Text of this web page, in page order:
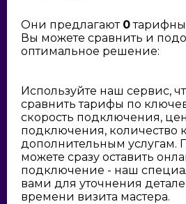
Они предлагают 0
Вы можете сравнить и
оптимальное решение:
Используйте наш сервис,
сравнить тарифы по
скорость подключения,
подключения, количество
дополнительным услугам.
можете сразу оставить
подключение - наш
вами для уточнения
времени визита мастера.